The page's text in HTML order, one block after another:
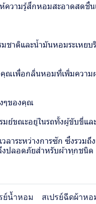
วามรู้สึกหอมสะอาดสดชื่น
าติและน้ำมันหอมระเหย
ณเพื่อกลิ่นหอมที่เพิ่มควา
ๆของคุณ
ย์ขณะอยู่ในรถทั้งผู้ขับขี่แล
ระหว่างการซัก ซึ่งรวมถึ
ปลอดภัยสำหรับผ้าทุกชนิด
ย์น้ำหอม สเปรย์ฉีดผ้าหอ